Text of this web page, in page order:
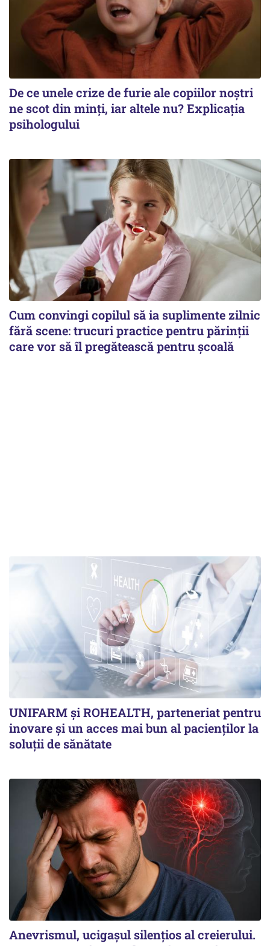
De ce unele crize de furie ale copiilor noștri
ne scot din minți, iar altele nu? Explicația
psihologului
Cum convingi copilul să ia suplimente zilnic
fără scene: trucuri practice pentru părinții
care vor să îl pregătească pentru școală
UNIFARM și ROHEALTH, parteneriat pentru
inovare și un acces mai bun al pacienților la
soluții de sănătate
Anevrismul, ucigașul silențios al creierului.